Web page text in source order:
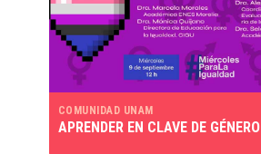
COMUNIDAD UNAM
APRENDER EN CLAVE DE GÉNERO